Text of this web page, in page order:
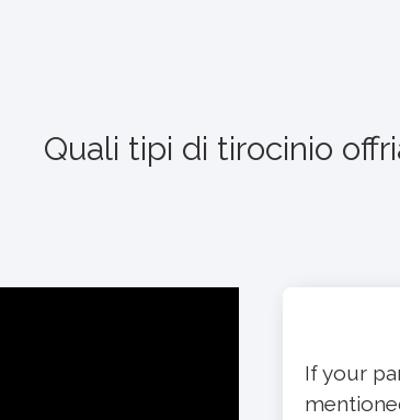
Quali tipi di tirocinio
If your